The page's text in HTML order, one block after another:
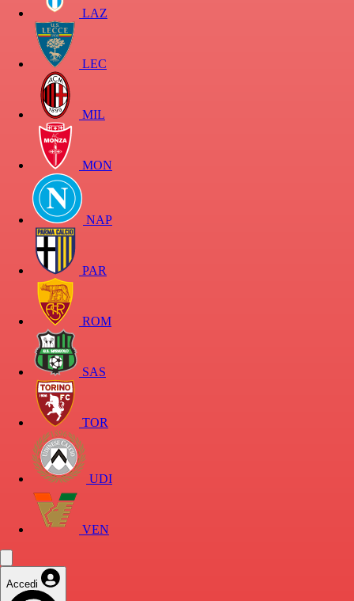
LAZ
LEC
MIL
MON
NAP
PAR
ROM
SAS
TOR
UDI
VEN
Accedi